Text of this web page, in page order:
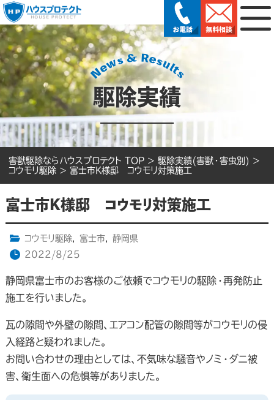
駆除実績
害獣駆除ならハウスプロテクト TOP > 駆除実績(害獣・害虫別) >
コウモリ駆除 > 富士市K様邸 コウモリ対策施工
富士市K様邸 コウモリ対策施工
コウモリ駆除, 富士市,
静岡県
2022/8/25
静岡県富士市のお客様のご依頼でコウモリの駆除・再発防止
施工を行いました。
瓦の隙間や外壁の隙間、エアコン配管の隙間等がコウモリの侵
入経路と疑われました。
お問い合わせの理由としては、不気味な騒音やノミ・ダニ被
害、衛生面への危惧等がありました。